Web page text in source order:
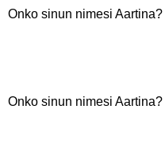
Onko sinun nimesi Aartina?
Onko sinun nimesi Aartina?